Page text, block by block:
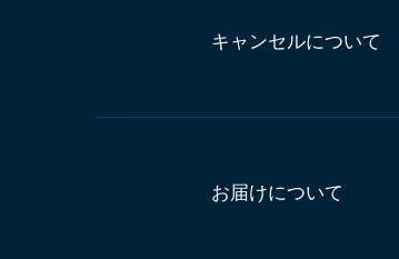
キャンセルについて
お届けについて